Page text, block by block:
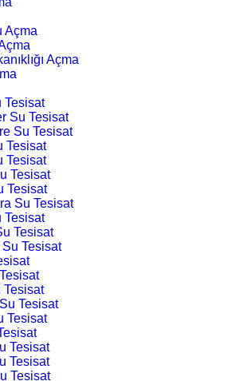
Açma
Açma
Tesisat
Su Tesisat
Su Tesisat
Tesisat
Tesisat
Tesisat
Tesisat
Su Tesisat
Tesisat
Tesisat
Su Tesisat
Tesisat
Tesisat
Tesisat
Tesisat
Tesisat
Tesisat